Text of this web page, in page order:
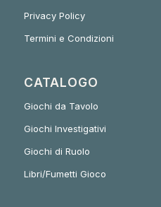
Privacy Policy
Termini e Condizioni
CATALOGO
Giochi da Tavolo
Giochi Investigativi
Giochi di Ruolo
Libri/Fumetti Gioco